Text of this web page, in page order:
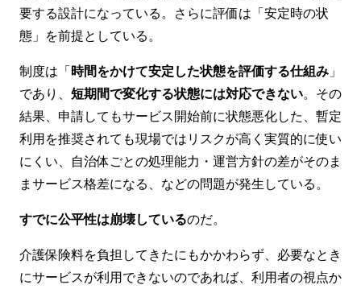
要する設計になっている。さらに評価は「安定時の状
態」を前提としている。
制度は「時間をかけて安定した状態を評価する仕組み 」
であり、 短期間で変化する状態には対応できない。その
結果、申請してもサービス開始前に状態悪化した、暫定
利用を推奨されても現場ではリスクが高く実質的に使い
にくい、自治体ごとの処理能力・運営方針の差がそのま
まサービス格差になる、などの問題が発生している。
すでに公平性は崩壊しているのだ。
介護保険料を負担してきたにもかかわらず、必要なとき
にサービスが利用できないのであれば、利用者の視点か